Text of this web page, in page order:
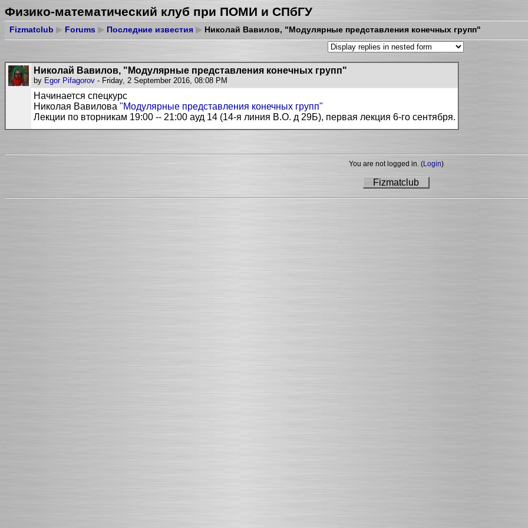
Физико-математический клуб при ПОМИ и СПбГУ
Fizmatclub ▶ Forums ▶ Последние известия ▶ Николай Вавилов, "Модулярные представления конечных групп"
Николай Вавилов, "Модулярные представления конечных групп"
by Egor Pifagorov - Friday, 2 September 2016, 08:08 PM
Начинается спецкурс
Николая Вавилова "Модулярные представления конечных групп"
Лекции по вторникам 19:00 -- 21:00 ауд 14 (14-я линия В.О. д 29Б), первая лекция 6-го сентября.
You are not logged in. (Login)
Fizmatclub